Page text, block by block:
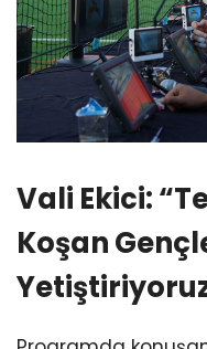
Vali Ekici:
Koşan